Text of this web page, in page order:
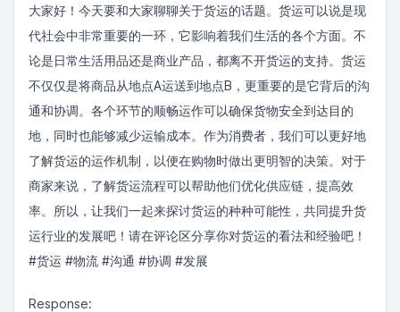
大家好！今天要和大家聊聊关于货运的话题。货运可以说是现
代社会中非常重要的一环，它影响着我们生活的各个方面。不
论是日常生活用品还是商业产品，都离不开货运的支持。货运
不仅仅是将商品从地点A运送到地点B，更重要的是它背后的沟
通和协调。各个环节的顺畅运作可以确保货物安全到达目的
地，同时也能够减少运输成本。作为消费者，我们可以更好地
了解货运的运作机制，以便在购物时做出更明智的决策。对于
商家来说，了解货运流程可以帮助他们优化供应链，提高效
率。所以，让我们一起来探讨货运的种种可能性，共同提升货
运行业的发展吧！请在评论区分享你对货运的看法和经验吧！
#货运 #物流 #沟通 #协调 #发展
Response: